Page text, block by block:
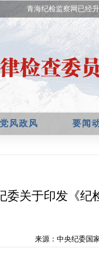
青海纪检监察网已经升
党风政风 要闻
委关于印发《纪
来源： 中央纪委国